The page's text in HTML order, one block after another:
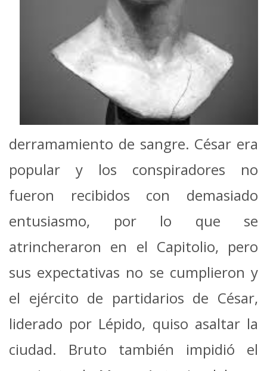
derramamiento de sangre. César era
popular y los conspiradores no
fueron recibidos con demasiado
entusiasmo, por lo que se
atrincheraron en el Capitolio, pero
sus expectativas no se cumplieron y
el ejército de partidarios de César,
liderado por Lépido, quiso asaltar la
ciudad. Bruto también impidió el